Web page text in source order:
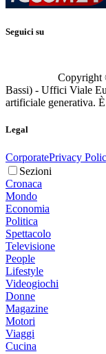
Seguici su
Copyright
Bassi) - Uffici Viale
artificiale generativa.
Legal
CorporatePrivacy
Sezioni
Cronaca
Mondo
Economia
Politica
Spettacolo
Televisione
People
Lifestyle
Videogiochi
Donne
Magazine
Motori
Viaggi
Cucina